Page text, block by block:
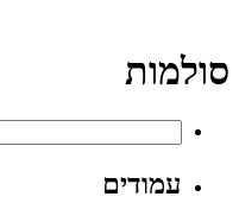
סולמות
עמודים